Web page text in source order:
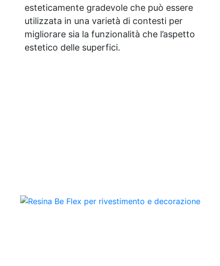
esteticamente gradevole che può essere
utilizzata in una varietà di contesti per
migliorare sia la funzionalità che l’aspetto
estetico delle superfici.